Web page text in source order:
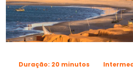
Duração: 20 minutos